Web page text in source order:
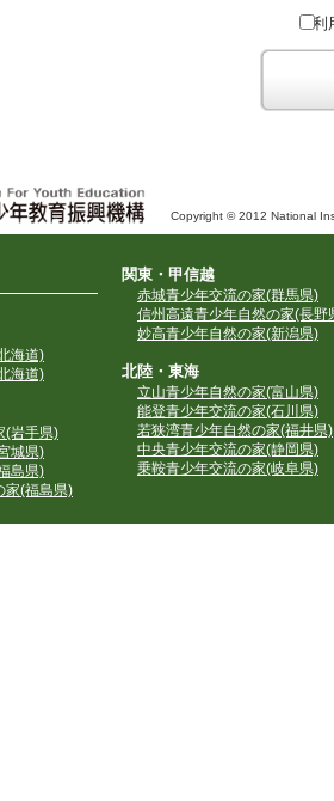
たはこれに反対するための政治教育その他の
たはこれに反対するための宗教教育その他
たり、自らの団体の活動をアピールする活動等)
利
Copyright © 2012 National
海道)
海道)
(岩手県)
城県)
島県)
家(福島県)
関東・甲信越
赤城青少年交流の家(群馬県)
信州高遠青少年自然の家(長野
妙高青少年自然の家(新潟県)
北陸・東海
立山青少年自然の家(富山県)
能登青少年交流の家(石川県)
若狭湾青少年自然の家(福井県)
中央青少年交流の家(静岡県)
乗鞍青少年交流の家(岐阜県)